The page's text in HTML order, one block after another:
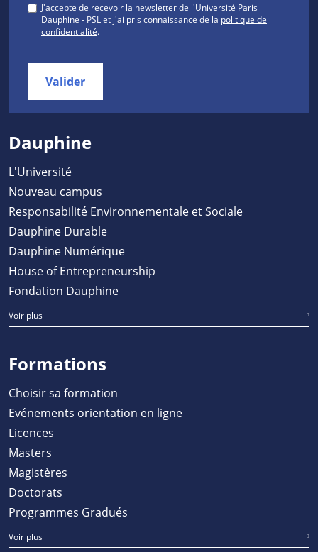
J'accepte de recevoir la newsletter de l'Université Paris
Dauphine - PSL et j'ai pris connaissance de la politique de
confidentialité.
Valider
Dauphine
L'Université
Nouveau campus
Responsabilité Environnementale et Sociale
Dauphine Durable
Dauphine Numérique
House of Entrepreneurship
Fondation Dauphine
Voir plus
Formations
Choisir sa formation
Evénements orientation en ligne
Licences
Masters
Magistères
Doctorats
Programmes Gradués
Voir plus